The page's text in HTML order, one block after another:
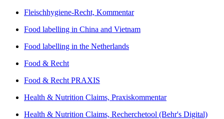
Fleischhygiene-Recht, Kommentar
Food labelling in China and Vietnam
Food labelling in the Netherlands
Food & Recht
Food & Recht PRAXIS
Health & Nutrition Claims, Praxiskommentar
Health & Nutrition Claims, Recherchetool (Behr's Digital)